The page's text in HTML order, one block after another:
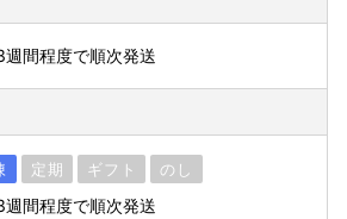
間程度で順次発送
定期 ギフト のし
間程度で順次発送